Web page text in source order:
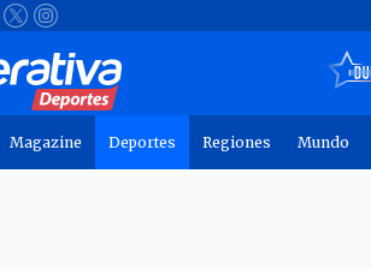
Magazine Deportes Regiones Mundo